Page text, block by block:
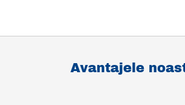
Avantajele